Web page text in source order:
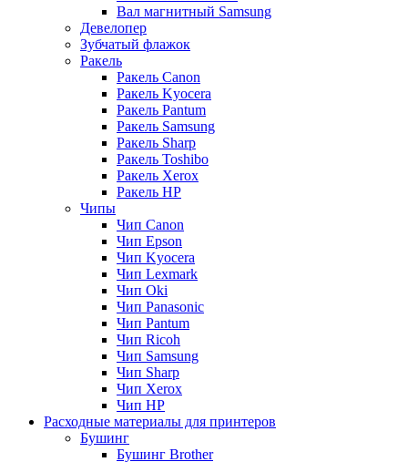
Вал магнитный Samsung
Девелопер
Зубчатый флажок
Ракель
Ракель Canon
Ракель Kyocera
Ракель Pantum
Ракель Samsung
Ракель Sharp
Ракель Toshibo
Ракель Xerox
Ракель НР
Чипы
Чип Canon
Чип Epson
Чип Kyocera
Чип Lexmark
Чип Oki
Чип Panasonic
Чип Pantum
Чип Ricoh
Чип Samsung
Чип Sharp
Чип Xerox
Чип НР
Расходные материалы для принтеров
Бушинг
Бушинг Brother